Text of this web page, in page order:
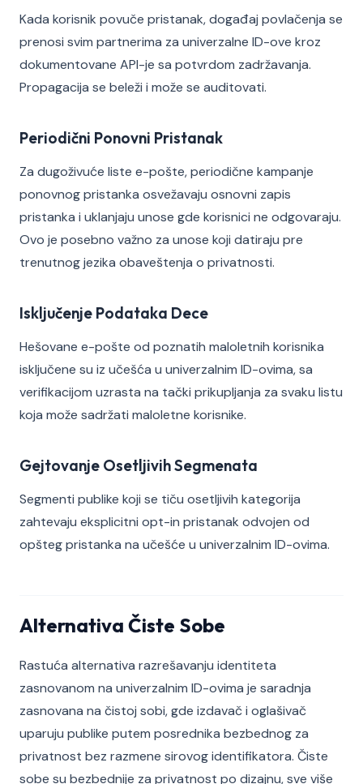
Kada korisnik povuče pristanak, događaj povlačenja se
prenosi svim partnerima za univerzalne ID-ove kroz
dokumentovane API-je sa potvrdom zadržavanja.
Propagacija se beleži i može se auditovati.
Periodični Ponovni Pristanak
Za dugoživuće liste e-pošte, periodične kampanje
ponovnog pristanka osvežavaju osnovni zapis
pristanka i uklanjaju unose gde korisnici ne odgovaraju.
Ovo je posebno važno za unose koji datiraju pre
trenutnog jezika obaveštenja o privatnosti.
Isključenje Podataka Dece
Hešovane e-pošte od poznatih maloletnih korisnika
isključene su iz učešća u univerzalnim ID-ovima, sa
verifikacijom uzrasta na tački prikupljanja za svaku listu
koja može sadržati maloletne korisnike.
Gejtovanje Osetljivih Segmenata
Segmenti publike koji se tiču osetljivih kategorija
zahtevaju eksplicitni opt-in pristanak odvojen od
opšteg pristanka na učešće u univerzalnim ID-ovima.
Alternativa Čiste Sobe
Rastuća alternativa razrešavanju identiteta
zasnovanom na univerzalnim ID-ovima je saradnja
zasnovana na čistoj sobi, gde izdavač i oglašivač
uparuju publike putem posrednika bezbednog za
privatnost bez razmene sirovog identifikatora. Čiste
sobe su bezbednije za privatnost po dizajnu, sve više